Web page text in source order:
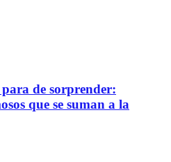
de sorprender:
que se suman a la